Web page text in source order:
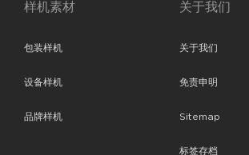
样机素材
包装样机
设备样机
品牌样机
关于我们
关于我们
免责申明
Sitemap
标签存档